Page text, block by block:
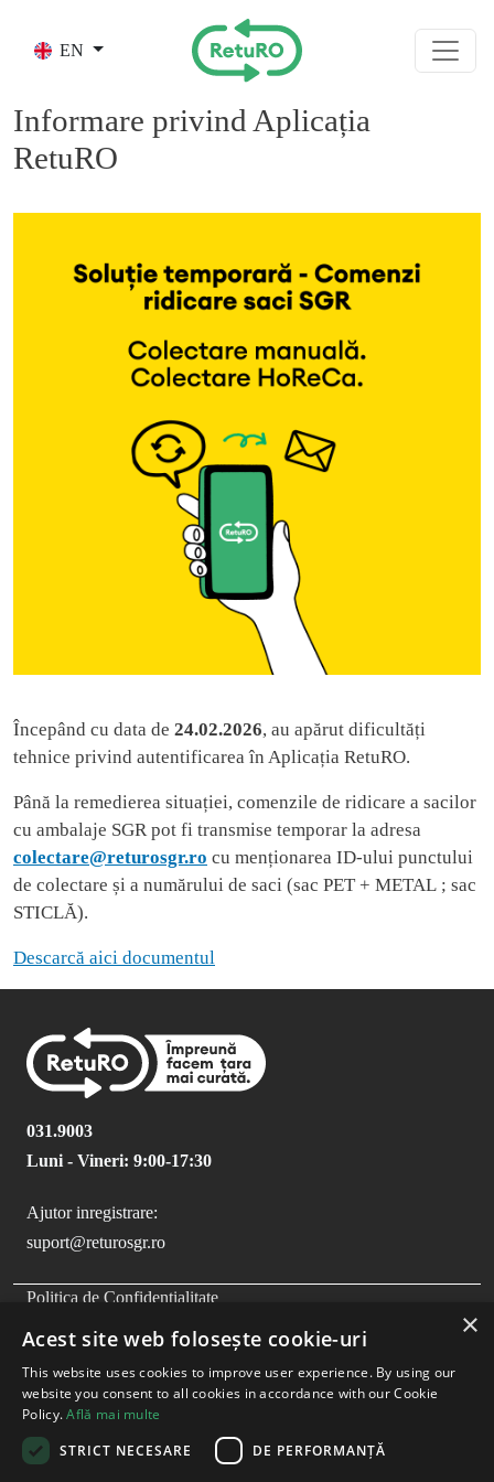
EN
Informare privind Aplicația
RetuRO
Începând cu data de 24.02.2026, au apărut dificultăți
tehnice privind autentificarea în Aplicația RetuRO.
Până la remedierea situației, comenzile de ridicare a sacilor
cu ambalaje SGR pot fi transmise temporar la adresa
colectare@returosgr.ro cu menționarea ID-ului punctului
de colectare și a numărului de saci (sac PET + METAL ; sac
STICLĂ).
Descarcă aici documentul
031.9003
Luni - Vineri: 9:00-17:30
Ajutor inregistrare:
suport@returosgr.ro
FOOTER MENU
Politica de Confidentialitate
Compliance
Termeni si Conditii
×
Acest site web folosește cookie-uri
This website uses cookies to improve user experience. By using our
website you consent to all cookies in accordance with our Cookie
Policy.Află mai multe
STRICT NECESARE
DE PERFORMANȚĂ